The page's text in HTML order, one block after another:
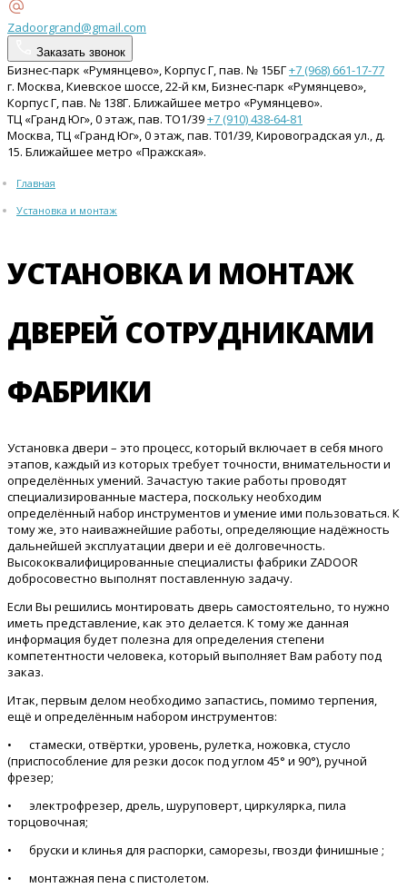
Zadoorgrand@gmail.com
Заказать звонок
Бизнес-парк «Румянцево», Корпус Г, пав. № 15БГ+7 (968) 661-17-77
г. Москва, Киевское шоссе, 22-й км, Бизнес-парк «Румянцево»,
Корпус Г, пав. № 138Г. Ближайшее метро «Румянцево».
ТЦ «Гранд Юг», 0 этаж, пав. ТО1/39+7 (910) 438-64-81
Москва, ТЦ «Гранд Юг», 0 этаж, пав. Т01/39, Кировоградская ул., д.
15. Ближайшее метро «Пражская».
Главная
Установка и монтаж
УСТАНОВКА И МОНТАЖ
ДВЕРЕЙ СОТРУДНИКАМИ
ФАБРИКИ
Установка двери – это процесс, который включает в себя много
этапов, каждый из которых требует точности, внимательности и
определённых умений. Зачастую такие работы проводят
специализированные мастера, поскольку необходим
определённый набор инструментов и умение ими пользоваться. К
тому же, это наиважнейшие работы, определяющие надёжность
дальнейшей эксплуатации двери и её долговечность.
Высококвалифицированные специалисты фабрики ZADOOR
добросовестно выполнят поставленную задачу.
Если Вы решились монтировать дверь самостоятельно, то нужно
иметь представление, как это делается. К тому же данная
информация будет полезна для определения степени
компетентности человека, который выполняет Вам работу под
заказ.
Итак, первым делом необходимо запастись, помимо терпения,
ещё и определённым набором инструментов:
•
стамески, отвёртки, уровень, рулетка, ножовка, стусло
(приспособление для резки досок под углом 45° и 90°), ручной
фрезер;
•
электрофрезер, дрель, шуруповерт, циркулярка, пила
торцовочная;
•
бруски и клинья для распорки, саморезы, гвозди финишные ;
•
монтажная пена с пистолетом.